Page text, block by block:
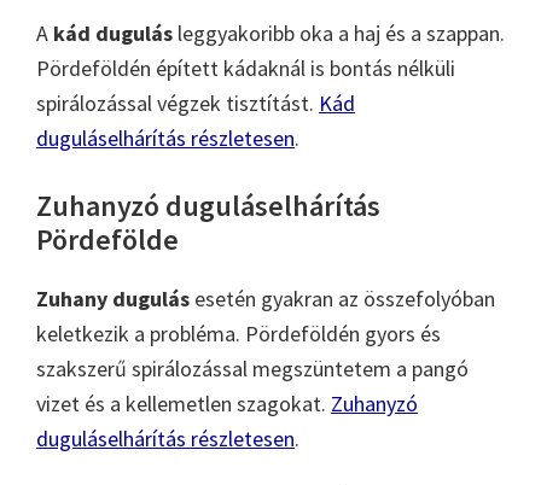
A kád dugulás leggyakoribb oka a haj és a szappan.
Pördeföldén épített kádaknál is bontás nélküli
spirálozással végzek tisztítást. Kád
duguláselhárítás részletesen.
Zuhanyzó duguláselhárítás
Pördefölde
Zuhany dugulás esetén gyakran az összefolyóban
keletkezik a probléma. Pördeföldén gyors és
szakszerű spirálozással megszüntetem a pangó
vizet és a kellemetlen szagokat. Zuhanyzó
duguláselhárítás részletesen.